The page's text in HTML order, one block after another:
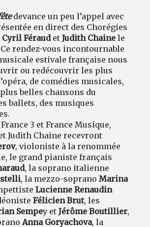
devance un peu l’appel avec
en direct des Chorégies
Cyril FéraudetJudith Chaine le
rendez-vous incontournable
estivale française nous
ou redécouvrir les plus
de comédies musicales,
belles chansons du
ballets, des musiques
3 et France Musique,
Judith Chaine recevront
, violoniste à la renommée
le grand pianiste français
, la soprano italienne
, la mezzo-sopranoMarina
Lucienne Renaudin
Félicien Brut, les
Sempey etJérôme Boutillier,
Anna Goryachova, la